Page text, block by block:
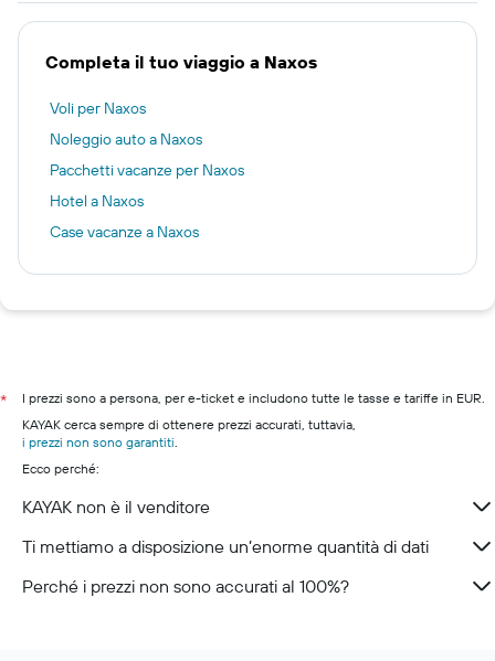
Completa il tuo viaggio a Naxos
Voli per Naxos
Noleggio auto a Naxos
Pacchetti vacanze per Naxos
Hotel a Naxos
Case vacanze a Naxos
*
I prezzi sono a persona, per e-ticket e includono tutte le tasse e tariffe in EUR.
KAYAK cerca sempre di ottenere prezzi accurati, tuttavia,
i prezzi non sono garantiti.
Ecco perché:
KAYAK non è il venditore
Ti mettiamo a disposizione un’enorme quantità di dati
Perché i prezzi non sono accurati al 100%?